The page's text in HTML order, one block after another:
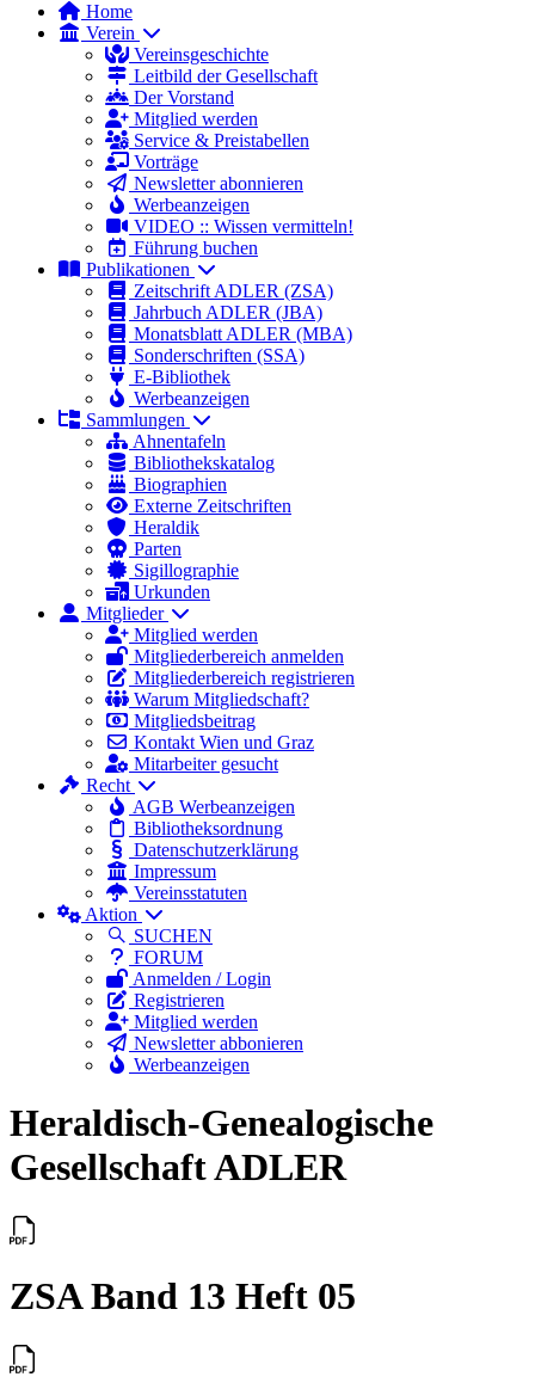
Home
Verein
Vereinsgeschichte
Leitbild der Gesellschaft
Der Vorstand
Mitglied werden
Service & Preistabellen
Vorträge
Newsletter abonnieren
Werbeanzeigen
VIDEO :: Wissen vermitteln!
Führung buchen
Publikationen
Zeitschrift ADLER (ZSA)
Jahrbuch ADLER (JBA)
Monatsblatt ADLER (MBA)
Sonderschriften (SSA)
E-Bibliothek
Werbeanzeigen
Sammlungen
Ahnentafeln
Bibliothekskatalog
Biographien
Externe Zeitschriften
Heraldik
Parten
Sigillographie
Urkunden
Mitglieder
Mitglied werden
Mitgliederbereich anmelden
Mitgliederbereich registrieren
Warum Mitgliedschaft?
Mitgliedsbeitrag
Kontakt Wien und Graz
Mitarbeiter gesucht
Recht
AGB Werbeanzeigen
Bibliotheksordnung
Datenschutzerklärung
Impressum
Vereinsstatuten
Aktion
SUCHEN
FORUM
Anmelden / Login
Registrieren
Mitglied werden
Newsletter abbonieren
Werbeanzeigen
Heraldisch-Genealogische
Gesellschaft ADLER
ZSA Band 13 Heft 05